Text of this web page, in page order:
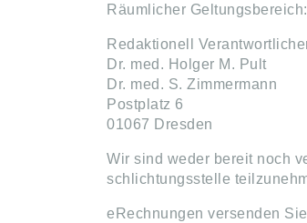
Räumlicher
Redaktionell
Dr. med. Holger M. Pult
Dr. med. S. Zimmermann
Postplatz 6
01067 Dresden
Wir sind weder bereit noch
schlichtungsstelle
eRechnungen versenden